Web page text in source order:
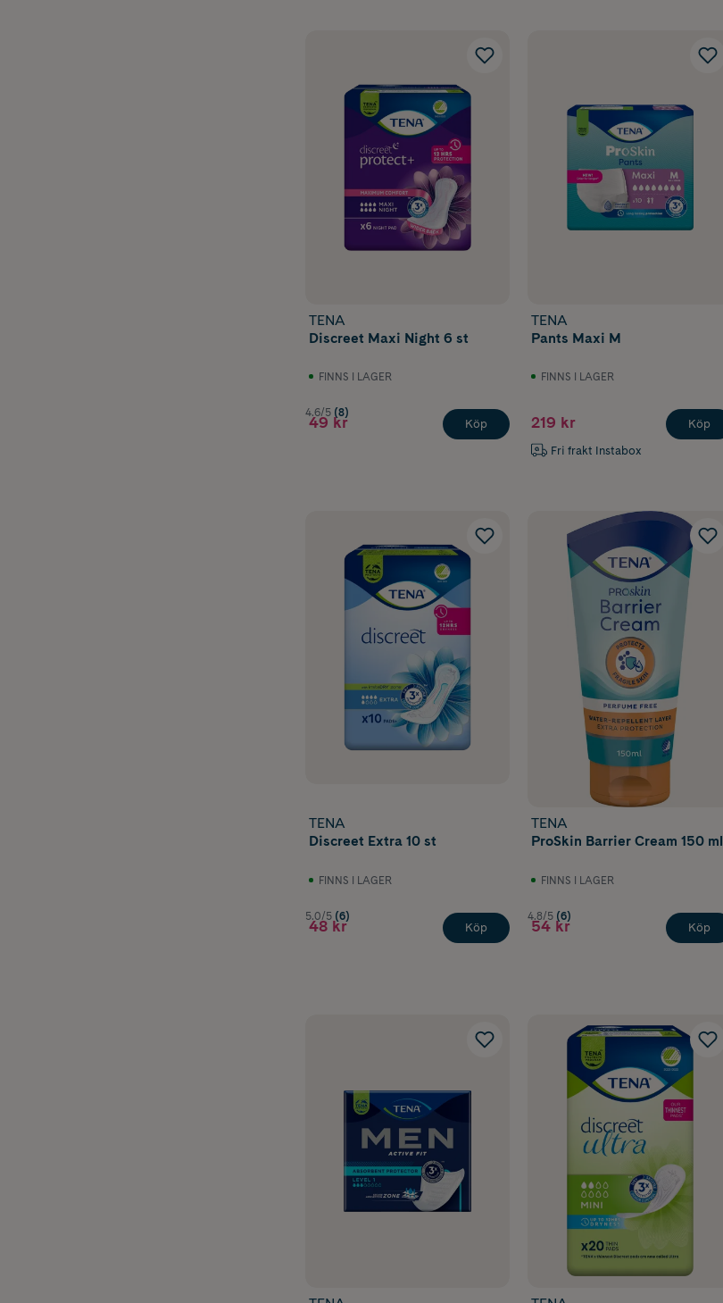
TENA
Discreet Maxi Night 6 st
FINNS I LAGER
4.6/5 (8)
49 kr Köp
TENA
Pants Maxi M
FINNS I LAGER
219 kr
Fri frakt Instabox
Köp
TENA
Discreet Extra 10 st
FINNS I LAGER
5.0/5 (6)
48 kr Köp
TENA
ProSkin Barrier Cream 150 ml
FINNS I LAGER
4.8/5 (6)
54 kr Köp